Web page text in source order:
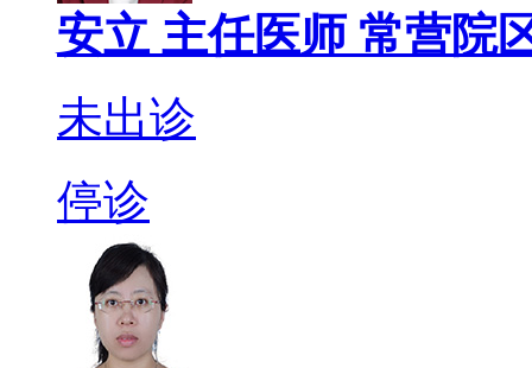
安立 主任医师 常营院
未出诊
停诊